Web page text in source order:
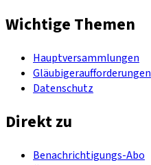
Wichtige Themen
Hauptversammlungen
Gläubigeraufforderungen
Datenschutz
Direkt zu
Benachrichtigungs-Abo